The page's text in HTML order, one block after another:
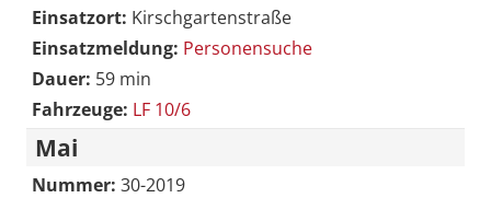
Einsatzort: Kirschgartenstraße
Einsatzmeldung: Personensuche
Dauer: 59 min
Fahrzeuge: LF 10/6
Mai
Nummer: 30-2019